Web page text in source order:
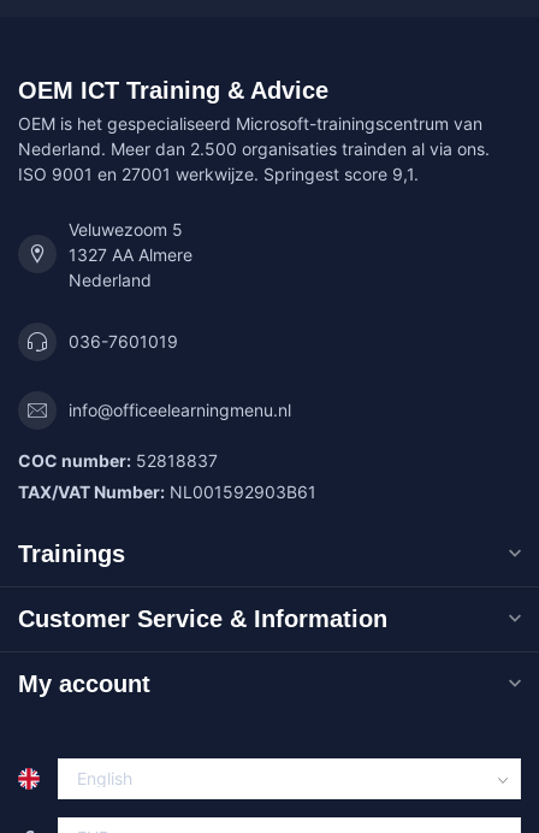
OEM ICT Training & Advice
OEM is het gespecialiseerd Microsoft-trainingscentrum van
Nederland. Meer dan 2.500 organisaties trainden al via ons.
ISO 9001 en 27001 werkwijze. Springest score 9,1.
Veluwezoom 5
1327 AA Almere
Nederland
036-7601019
info@officeelearningmenu.nl
COC number: 52818837
TAX/VAT Number: NL001592903B61
Trainings
Customer Service & Information
My account